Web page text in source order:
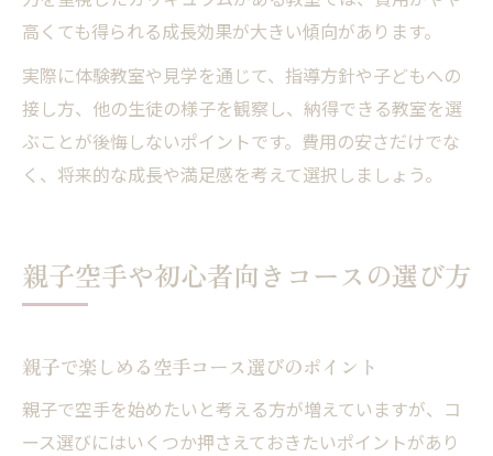
高くても得られる成長効果が大きい傾向があります。
実際に体験教室や見学を通じて、指導方針や子どもへの
接し方、他の生徒の様子を観察し、納得できる教室を選
ぶことが後悔しないポイントです。費用の安さだけでな
く、将来的な成長や満足感を考えて選択しましょう。
親子空手や初心者向きコースの選び方
親子で楽しめる空手コース選びのポイント
親子で空手を始めたいと考える方が増えていますが、コ
ース選びにはいくつか押さえておきたいポイントがあり